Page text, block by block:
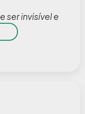
ser invisível e